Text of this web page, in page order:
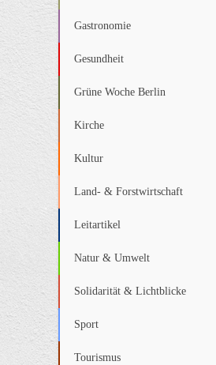
Gastronomie
Gesundheit
Grüne Woche Berlin
Kirche
Kultur
Land- & Forstwirtschaft
Leitartikel
Natur & Umwelt
Solidarität & Lichtblicke
Sport
Tourismus